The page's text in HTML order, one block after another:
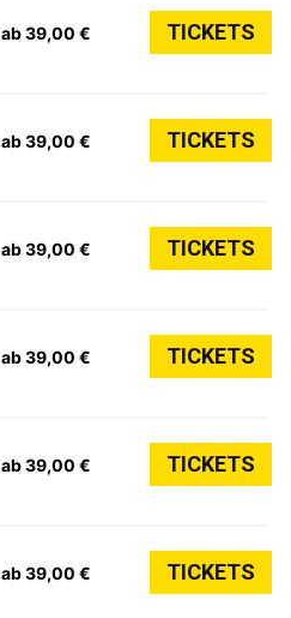
ab 39,00 € TICKETS
ab 39,00 € TICKETS
ab 39,00 € TICKETS
ab 39,00 € TICKETS
ab 39,00 € TICKETS
ab 39,00 € TICKETS